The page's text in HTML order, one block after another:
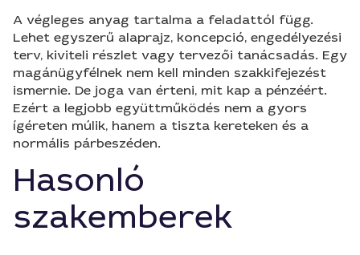
A végleges anyag tartalma a feladattól függ.
Lehet egyszerű alaprajz, koncepció, engedélyezési
terv, kiviteli részlet vagy tervezői tanácsadás. Egy
magánügyfélnek nem kell minden szakkifejezést
ismernie. De joga van érteni, mit kap a pénzéért.
Ezért a legjobb együttműködés nem a gyors
ígéreten múlik, hanem a tiszta kereteken és a
normális párbeszéden.
Hasonló
szakemberek